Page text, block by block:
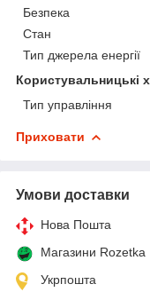
Безпека
Стан
Тип джерела енергії
Користувальницькі
Тип управління
Приховати
Умови доставки
Нова Пошта
Магазини Rozetka
Укрпошта